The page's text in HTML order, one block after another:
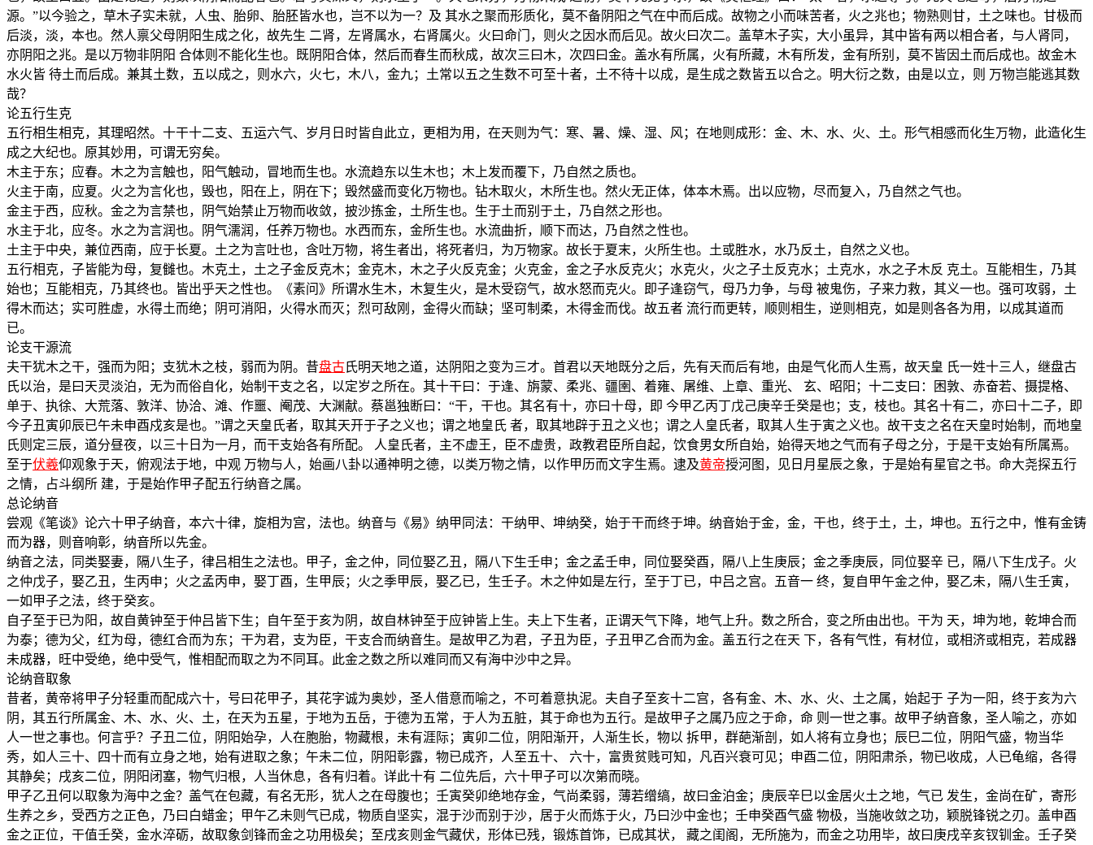
源。”以今验之，草木子实未就，人虫、胎卵、胎胚皆水也，岂不以为一？及 其水之聚而形质化，莫不备阴阳之气在中而后成。故物之小而味苦者，火之兆也；物熟则甘，土之味也。甘极而
后淡，淡，本也。然人禀父母阴阳生成之化，故先生 二肾，左肾属水，右肾属火。火曰命门，则火之因水而后见。故火曰次二。盖草木子实，大小虽异，其中皆有两以相合者，与人肾同，
亦阴阳之兆。是以万物非阴阳 合体则不能化生也。既阴阳合体，然后而春生而秋成，故次三曰木，次四曰金。盖水有所属，火有所藏，木有所发，金有所别，莫不皆因土而后成也。故金木
水火皆 待土而后成。兼其土数，五以成之，则水六，火七，木八，金九；土常以五之生数不可至十者，土不待十以成，是生成之数皆五以合之。明大衍之数，由是以立，则 万物岂能逃其数
哉？
论五行生克
五行相生相克，其理昭然。十干十二支、五运六气、岁月日时皆自此立，更相为用，在天则为气：寒、暑、燥、湿、风；在地则成形：金、木、水、火、土。形气相感而化生万物，此造化生
成之大纪也。原其妙用，可谓无穷矣。
木主于东；应春。木之为言触也，阳气触动，冒地而生也。水流趋东以生木也；木上发而覆下，乃自然之质也。
火主于南，应夏。火之为言化也，毁也，阳在上，阴在下；毁然盛而变化万物也。钻木取火，木所生也。然火无正体，体本木焉。出以应物，尽而复入，乃自然之气也。
金主于西，应秋。金之为言禁也，阴气始禁止万物而收敛，披沙拣金，土所生也。生于土而别于土，乃自然之形也。
水主于北，应冬。水之为言润也。阴气濡润，任养万物也。水西而东，金所生也。水流曲折，顺下而达，乃自然之性也。
土主于中央，兼位西南，应于长夏。土之为言吐也，含吐万物，将生者出，将死者归，为万物家。故长于夏末，火所生也。土或胜水，水乃反土，自然之义也。
五行相克，子皆能为母，复雠也。木克土，土之子金反克木；金克木，木之子火反克金；火克金，金之子水反克火；水克火，火之子土反克水；土克水，水之子木反 克土。互能相生，乃其
始也；互能相克，乃其终也。皆出乎天之性也。《素问》所谓水生木，木复生火，是木受窃气，故水怒而克火。即子逢窃气，母乃力争，与母 被鬼伤，子来力救，其义一也。强可攻弱，土
得木而达；实可胜虚，水得土而绝；阴可消阳，火得水而灭；烈可敌刚，金得火而缺；坚可制柔，木得金而伐。故五者 流行而更转，顺则相生，逆则相克，如是则各各为用，以成其道而
已。
论支干源流
夫干犹木之干，强而为阳；支犹木之枝，弱而为阴。昔盘古氏明天地之道，达阴阳之变为三才。首君以天地既分之后，先有天而后有地，由是气化而人生焉，故天皇 氏一姓十三人，继盘古
氏以治，是曰天灵淡泊，无为而俗自化，始制干支之名，以定岁之所在。其十干曰：于逢、旃蒙、柔兆、疆圉、着雍、屠维、上章、重光、 玄、昭阳；十二支曰：困敦、赤奋若、摄提格、
单于、执徐、大荒落、敦洋、协洽、滩、作噩、阉茂、大渊献。蔡邕独断曰：“干，干也。其名有十，亦曰十母，即 今甲乙丙丁戊己庚辛壬癸是也；支，枝也。其名十有二，亦曰十二子，即
今子丑寅卯辰已午未申酉戍亥是也。”谓之天皇氏者，取其天开于子之义也；谓之地皇氏 者，取其地辟于丑之义也；谓之人皇氏者，取其人生于寅之义也。故干支之名在天皇时始制，而地皇
氏则定三辰，道分昼夜，以三十日为一月，而干支始各有所配。 人皇氏者，主不虚王，臣不虚贵，政教君臣所自起，饮食男女所自始，始得天地之气而有子母之分，于是干支始有所属焉。
至于伏羲仰观象于天，俯观法于地，中观 万物与人，始画八卦以通神明之德，以类万物之情，以作甲历而文字生焉。逮及黄帝授河图，见日月星辰之象，于是始有星官之书。命大尧探五行
之情，占斗纲所 建，于是始作甲子配五行纳音之属。
总论纳音
尝观《笔谈》论六十甲子纳音，本六十律，旋相为宫，法也。纳音与《易》纳甲同法：干纳甲、坤纳癸，始于干而终于坤。纳音始于金，金，干也，终于土，土，坤也。五行之中，惟有金铸
而为器，则音响彰，纳音所以先金。
纳音之法，同类娶妻，隔八生子，律吕相生之法也。甲子，金之仲，同位娶乙丑，隔八下生壬申；金之孟壬申，同位娶癸酉，隔八上生庚辰；金之季庚辰，同位娶辛 已，隔八下生戊子。火
之仲戊子，娶乙丑，生丙申；火之孟丙申，娶丁酉，生甲辰；火之季甲辰，娶乙已，生壬子。木之仲如是左行，至于丁已，中吕之宫。五音一 终，复自甲午金之仲，娶乙未，隔八生壬寅，
一如甲子之法，终于癸亥。
自子至于已为阳，故自黄钟至于仲吕皆下生；自午至于亥为阴，故自林钟至于应钟皆上生。夫上下生者，正谓天气下降，地气上升。数之所合，变之所由出也。干为 天，坤为地，乾坤合而
为泰；德为父，红为母，德红合而为东；干为君，支为臣，干支合而纳音生。是故甲乙为君，子丑为臣，子丑甲乙合而为金。盖五行之在天 下，各有气性，有材位，或相济或相克，若成器
未成器，旺中受绝，绝中受气，惟相配而取之为不同耳。此金之数之所以难同而又有海中沙中之异。
论纳音取象
昔者，黄帝将甲子分轻重而配成六十，号曰花甲子，其花字诚为奥妙，圣人借意而喻之，不可着意执泥。夫自子至亥十二宫，各有金、木、水、火、土之属，始起于 子为一阳，终于亥为六
阴，其五行所属金、木、水、火、土，在天为五星，于地为五岳，于德为五常，于人为五脏，其于命也为五行。是故甲子之属乃应之于命，命 则一世之事。故甲子纳音象，圣人喻之，亦如
人一世之事也。何言乎？子丑二位，阴阳始孕，人在胞胎，物藏根，未有涯际；寅卯二位，阴阳渐开，人渐生长，物以 拆甲，群葩渐剖，如人将有立身也；辰巳二位，阴阳气盛，物当华
秀，如人三十、四十而有立身之地，始有进取之象；午未二位，阴阳彰露，物已成齐，人至五十、 六十，富贵贫贱可知，凡百兴衰可见；申酉二位，阴阳肃杀，物已收成，人已龟缩，各得
其静矣；戌亥二位，阴阳闭塞，物气归根，人当休息，各有归着。详此十有 二位先后，六十甲子可以次第而晓。
甲子乙丑何以取象为海中之金？盖气在包藏，有名无形，犹人之在母腹也；壬寅癸卯绝地存金，气尚柔弱，薄若缯缟，故曰金泊金；庚辰辛巳以金居火土之地，气已 发生，金尚在矿，寄形
生养之乡，受西方之正色，乃曰白蜡金；甲午乙未则气已成，物质自坚实，混于沙而别于沙，居于火而炼于火，乃曰沙中金也；壬申癸酉气盛 物极，当施收敛之功，颖脱锋锐之刃。盖申酉
金之正位，干值壬癸，金水淬砺，故取象剑锋而金之功用极矣；至戌亥则金气藏伏，形体已残，锻炼首饰，已成其状， 藏之闺阁，无所施为，而金之功用毕，故曰庚戌辛亥钗钏金。壬子癸